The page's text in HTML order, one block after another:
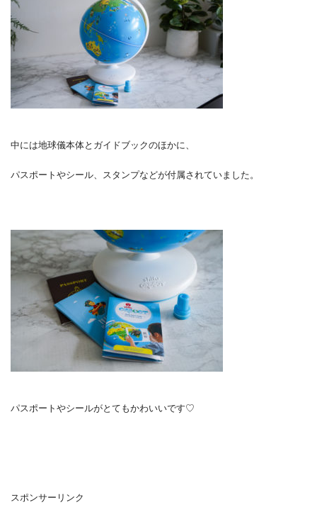
中には地球儀本体とガイドブックのほかに、
パスポートやシール、スタンプなどが付属されていました。
パスポートやシールがとてもかわいいです♡
スポンサーリンク